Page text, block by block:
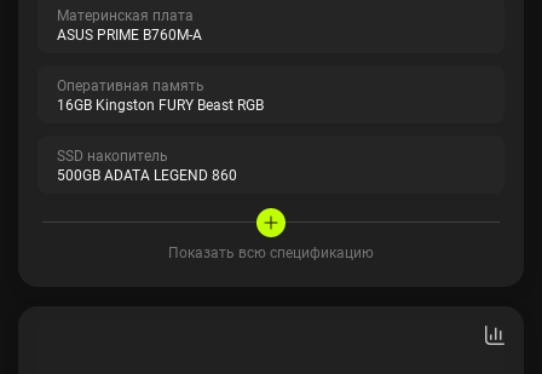
Материнская плата
ASUS PRIME B760M-A
Оперативная память
16GB Kingston FURY Beast RGB
SSD накопитель
500GB ADATA LEGEND 860
Показать всю спецификацию